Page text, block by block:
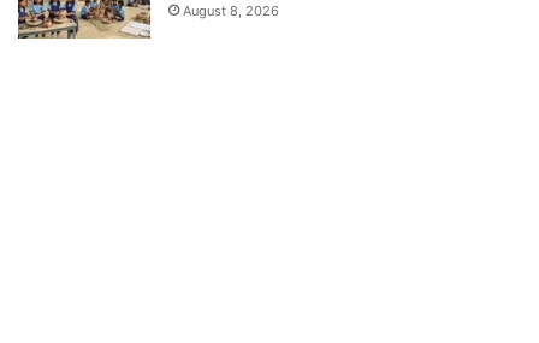
August 8, 2026